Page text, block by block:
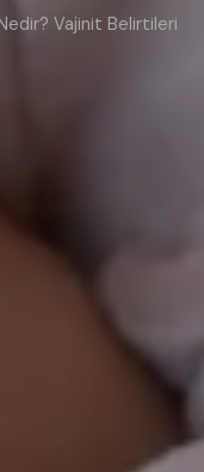
Vajinit Belirtileri